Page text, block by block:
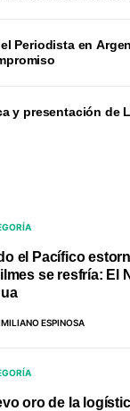
Periodista en
y presentación de
el Pacífico
se resfría: El
ESPINOSA
oro de la